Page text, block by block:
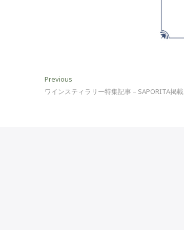
投
稿
Previous
post:
ワインスティラリー特集記事 – SAPORITA掲載